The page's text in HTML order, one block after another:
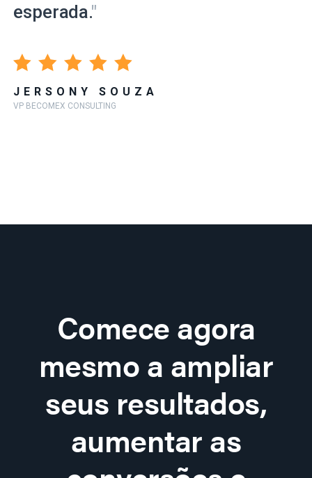
esperada."
JERSONY SOUZA
VP BECOMEX CONSULTING
Comece agora
mesmo a ampliar
seus resultados,
aumentar as